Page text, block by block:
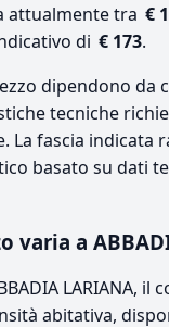
attualmente tra €
di € 173.
dipendono da
tecniche
La fascia indicata
basato su dati
varia a
LARIANA, il
abitativa,